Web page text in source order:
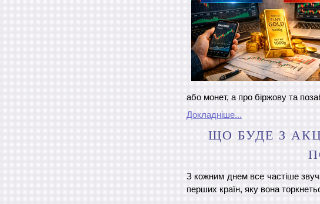
або монет, а про біржову та
Докладніше...
ЩО БУДЕ З
З кожним днем ​​все частіше
перших країн, яку вона